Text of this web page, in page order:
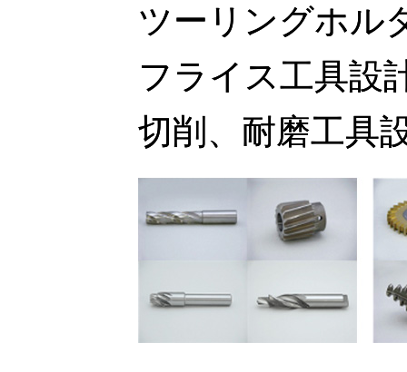
ツーリングホル
フライス工具設
切削、耐磨工具